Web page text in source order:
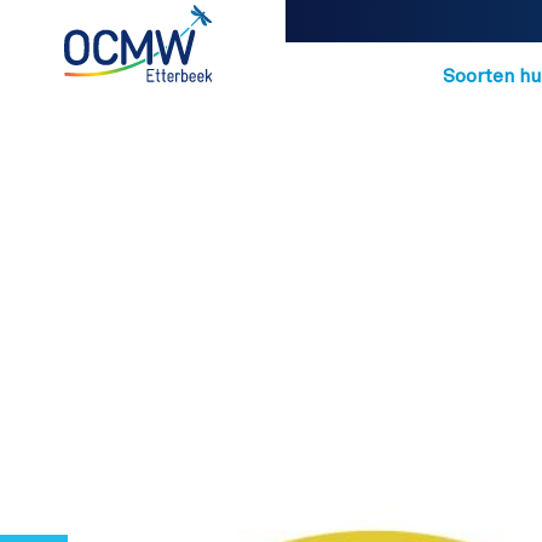
Overslaan en naar de inhoud gaan
Soorten